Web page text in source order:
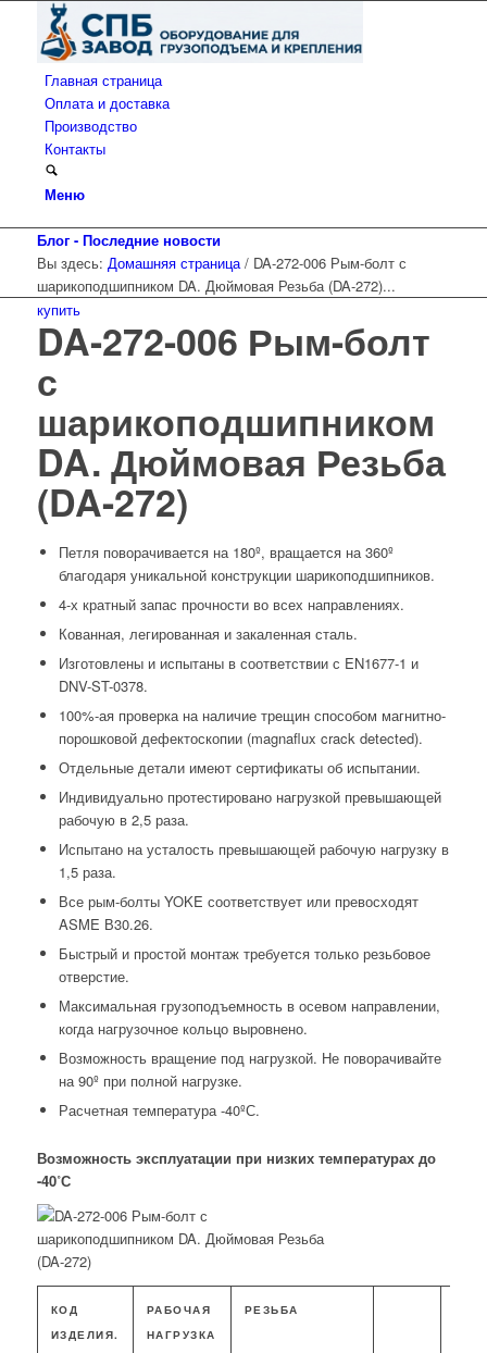
Главная страница
Оплата и доставка
Производство
Контакты
Меню
Блог - Последние новости
Вы здесь: Домашняя страница / DA-272-006 Рым-болт с
шарикоподшипником DA. Дюймовая Резьба (DA-272)...
купить
DA-272-006 Рым-болт
с
шарикоподшипником
DA. Дюймовая Резьба
(DA-272)
Петля поворачивается на 180º, вращается на 360º
благодаря уникальной конструкции шарикоподшипников.
4-х кратный запас прочности во всех направлениях.
Кованная, легированная и закаленная сталь.
Изготовлены и испытаны в соответствии с EN1677-1 и
DNV-ST-0378.
100%-ая проверка на наличие трещин способом магнитно-
порошковой дефектоскопии (magnaflux crack detected).
Отдельные детали имеют сертификаты об испытании.
Индивидуально протестировано нагрузкой превышающей
рабочую в 2,5 раза.
Испытано на усталость превышающей рабочую нагрузку в
1,5 раза.
Все рым-болты YOKE соответствует или превосходят
ASME В30.26.
Быстрый и простой монтаж требуется только резьбовое
отверстие.
Максимальная грузоподъемность в осевом направлении,
когда нагрузочное кольцо выровнено.
Возможность вращение под нагрузкой. Не поворачивайте
на 90º при полной нагрузке.
Расчетная температура -40ºС.
Возможность эксплуатации при низких температурах до
-40˚С
КОД
ИЗДЕЛИЯ.
РАБОЧАЯ
НАГРУЗКА
РЕЗЬБА